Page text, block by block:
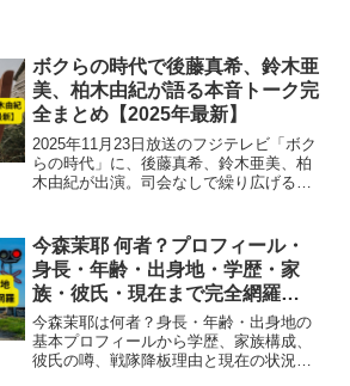
ボクらの時代で後藤真希、鈴木亜
美、柏木由紀が語る本音トーク完
全まとめ【2025年最新】
2025年11月23日放送のフジテレビ「ボク
らの時代」に、後藤真希、鈴木亜美、柏
木由紀が出演。司会なしで繰り広げる赤
族・恋愛・仕事観など、新旧アイドル3人
のリアルな姿を詳しく解説。
今森茉耶 何者？プロフィール・
身長・年齢・出身地・学歴・家
族・彼氏・現在まで完全網羅
【2025最新】
今森茉耶は何者？身長・年齢・出身地の
基本プロフィールから学歴、家族構成、
彼氏の噂、戦隊降板理由と現在の状況ま